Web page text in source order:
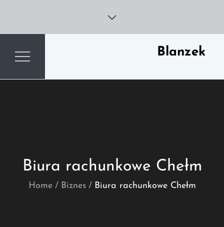
content
Blanzek
Biura rachunkowe Chełm
Home Biznes Biura rachunkowe Chełm